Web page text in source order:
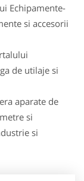
Echipamente-
si accesorii
de utilaje si
aparate de
si
si